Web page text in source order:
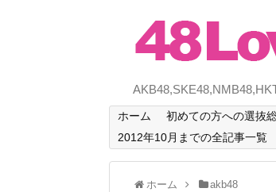
ホーム 初めての方への選抜
2012年10月までの全記事一覧
ホーム akb48